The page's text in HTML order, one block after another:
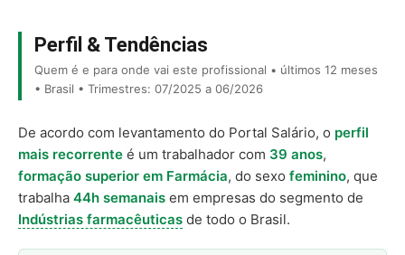
Perfil & Tendências
Quem é e para onde vai este profissional • últimos 12 meses
• Brasil • Trimestres: 07/2025 a 06/2026
De acordo com levantamento do Portal Salário, o perfil
mais recorrente é um trabalhador com 39 anos,
formação superior em Farmácia, do sexo feminino, que
trabalha 44h semanais em empresas do segmento de
Indústrias farmacêuticas de todo o Brasil.